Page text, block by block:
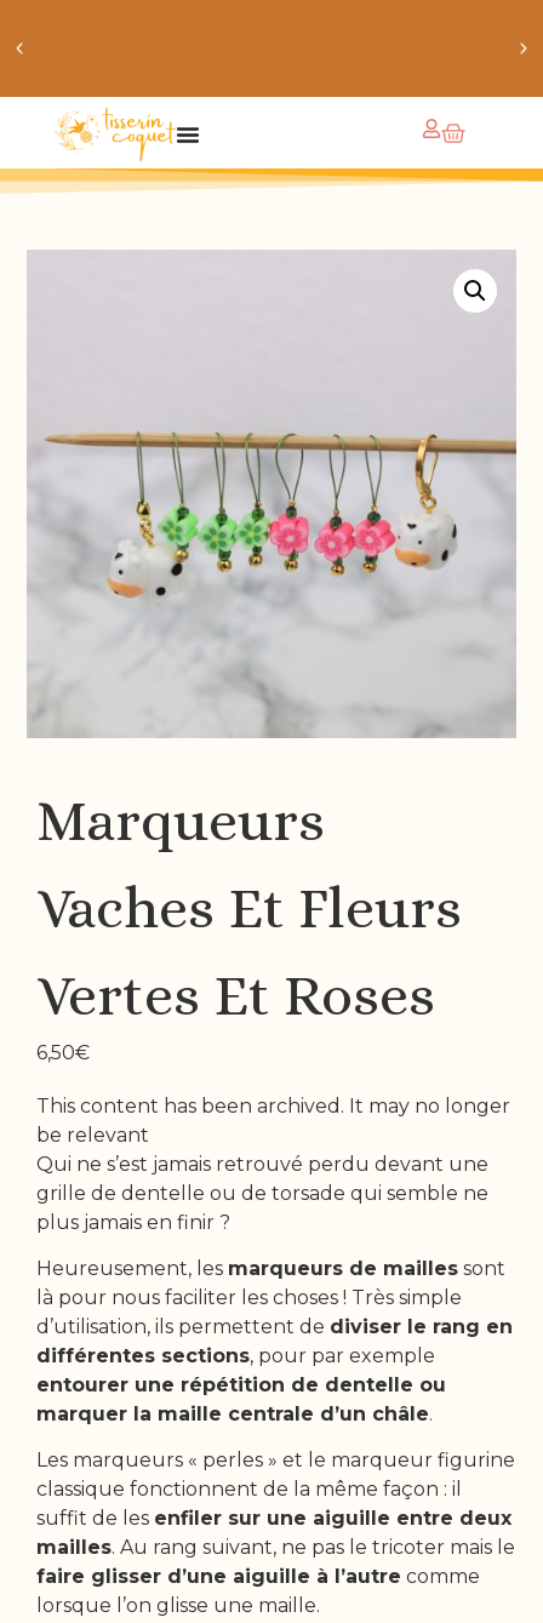
obtiens 20% de réduction sur ton prochain achat de
Marqueurs
Vaches Et Fleurs
Vertes Et Roses
6,50€
This content has been archived. It may no longer
be relevant
Qui ne s’est jamais retrouvé perdu devant une
grille de dentelle ou de torsade qui semble ne
plus jamais en finir ?
Heureusement, les marqueurs de mailles sont
là pour nous faciliter les choses ! Très simple
d’utilisation, ils permettent de diviser le rang en
différentes sections, pour par exemple
entourer une répétition de dentelle ou
marquer la maille centrale d’un châle.
Les marqueurs « perles » et le marqueur figurine
classique fonctionnent de la même façon : il
suffit de les enfiler sur une aiguille entre deux
mailles. Au rang suivant, ne pas le tricoter mais le
faire glisser d’une aiguille à l’autre comme
lorsque l’on glisse une maille.